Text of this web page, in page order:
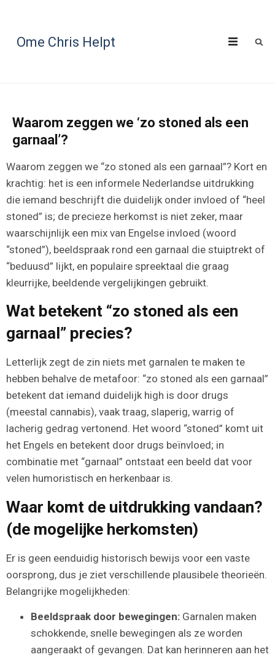
Ome Chris Helpt
Waarom zeggen we ‘zo stoned als een
garnaal’?
Waarom zeggen we “zo stoned als een garnaal”? Kort en
krachtig: het is een informele Nederlandse uitdrukking
die iemand beschrijft die duidelijk onder invloed of “heel
stoned” is; de precieze herkomst is niet zeker, maar
waarschijnlijk een mix van Engelse invloed (woord
“stoned”), beeldspraak rond een garnaal die stuiptrekt of
“beduusd” lijkt, en populaire spreektaal die graag
kleurrijke, beeldende vergelijkingen gebruikt.
Wat betekent “zo stoned als een
garnaal” precies?
Letterlijk zegt de zin niets met garnalen te maken te
hebben behalve de metafoor: “zo stoned als een garnaal”
betekent dat iemand duidelijk high is door drugs
(meestal cannabis), vaak traag, slaperig, warrig of
lacherig gedrag vertonend. Het woord “stoned” komt uit
het Engels en betekent door drugs beïnvloed; in
combinatie met “garnaal” ontstaat een beeld dat voor
velen humoristisch en herkenbaar is.
Waar komt de uitdrukking vandaan?
(de mogelijke herkomsten)
Er is geen eenduidig historisch bewijs voor een vaste
oorsprong, dus je ziet verschillende plausibele theorieën.
Belangrijke mogelijkheden:
Beeldspraak door bewegingen: Garnalen maken
schokkende, snelle bewegingen als ze worden
aangeraakt of gevangen. Dat kan herinneren aan het